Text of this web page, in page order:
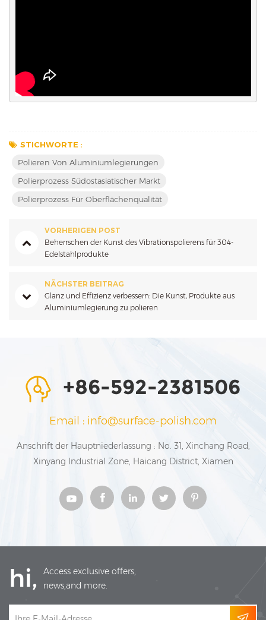
STICHWORTE :
Polieren Von Aluminiumlegierungen
Polierprozess Südostasiatischer Markt
Polierprozess Für Oberflächenqualität
VORHERIGEN POST
Beherrschen der Kunst des Vibrationspolierens für 304-
Edelstahlprodukte
NÄCHSTER BEITRAG
Glanz und Effizienz verbessern: Die Kunst, Produkte aus
Aluminiumlegierung zu polieren
+86-592-2381506
Email : info@surface-polish.com
Anschrift der Hauptniederlassung : No. 31, Xinchang Road,
Xinyang Industrial Zone, Haicang District, Xiamen
hi,
Access exclusive offers,
news,and more.